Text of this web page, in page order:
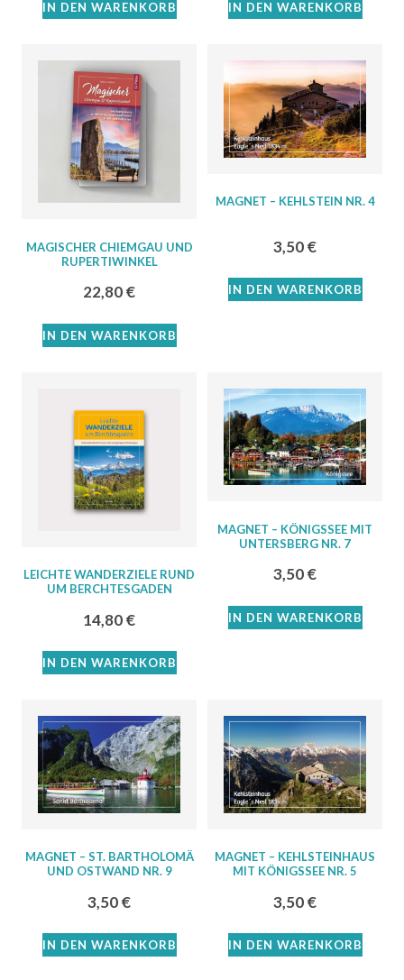
IN DEN WARENKORB IN DEN WARENKORB
MAGISCHER CHIEMGAU UND
RUPERTIWINKEL
22,80€
IN DEN WARENKORB
MAGNET – KEHLSTEIN NR. 4
3,50€
IN DEN WARENKORB
LEICHTE WANDERZIELE RUND
UM BERCHTESGADEN
14,80€
IN DEN WARENKORB
MAGNET – KÖNIGSSEE MIT
UNTERSBERG NR. 7
3,50€
IN DEN WARENKORB
MAGNET – ST. BARTHOLOMÄ
UND OSTWAND NR. 9
3,50€
IN DEN WARENKORB
MAGNET – KEHLSTEINHAUS
MIT KÖNIGSSEE NR. 5
3,50€
IN DEN WARENKORB